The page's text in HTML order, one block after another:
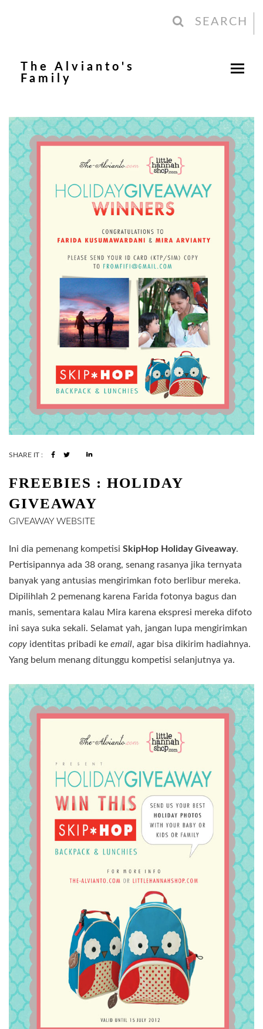
SEARCH
The Alvianto's
Family
SHARE IT :
FREEBIES : HOLIDAY
GIVEAWAY
GIVEAWAYWEBSITE
Ini dia pemenang kompetisi SkipHop Holiday Giveaway.
Pertisipannya ada 38 orang, senang rasanya jika ternyata
banyak yang antusias mengirimkan foto berlibur mereka.
Dipilihlah 2 pemenang karena Farida fotonya bagus dan
manis, sementara kalau Mira karena ekspresi mereka difoto
ini saya suka sekali. Selamat yah, jangan lupa mengirimkan
copy identitas pribadi ke email, agar bisa dikirim hadiahnya.
Yang belum menang ditunggu kompetisi selanjutnya ya.